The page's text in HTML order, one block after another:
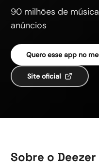
90 milhões de
anúncios
Quero esse app no
Site oficial
Sobre o